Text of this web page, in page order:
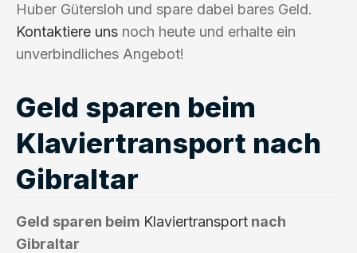
Huber Gütersloh und spare dabei bares Geld.
Kontaktiere uns noch heute und erhalte ein
unverbindliches Angebot!
Geld sparen beim
Klaviertransport nach
Gibraltar
Geld sparen beim Klaviertransport nach
Gibraltar